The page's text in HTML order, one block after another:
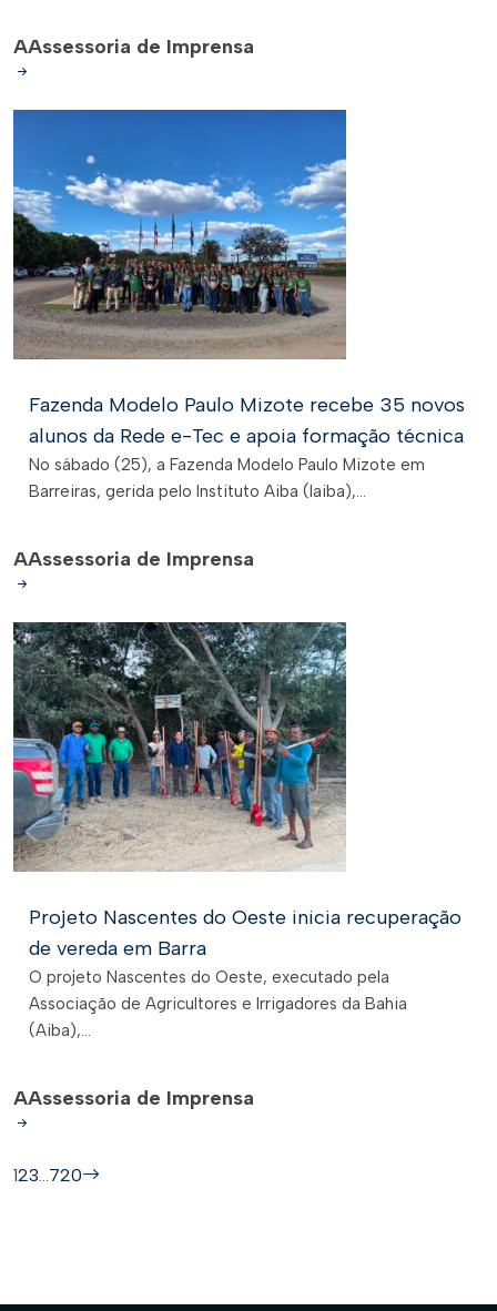
AAssessoria de Imprensa
Fazenda Modelo Paulo Mizote recebe 35 novos
alunos da Rede e-Tec e apoia formação técnica
No sábado (25), a Fazenda Modelo Paulo Mizote em
Barreiras, gerida pelo Instituto Aiba (Iaiba),...
AAssessoria de Imprensa
Projeto Nascentes do Oeste inicia recuperação
de vereda em Barra
O projeto Nascentes do Oeste, executado pela
Associação de Agricultores e Irrigadores da Bahia
(Aiba),...
AAssessoria de Imprensa
123…720